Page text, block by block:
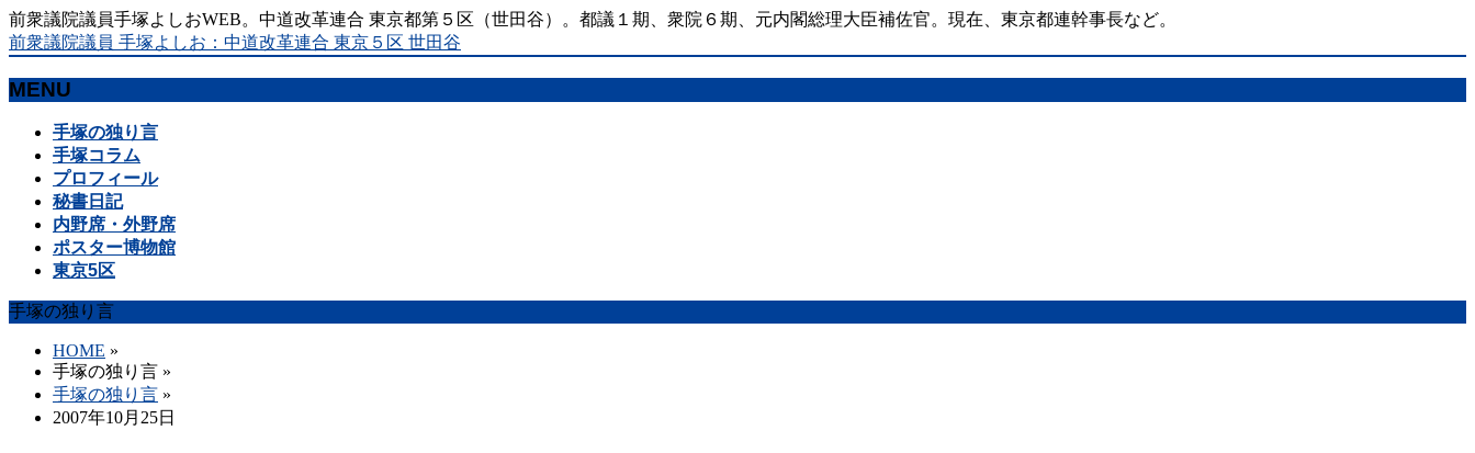
前衆議院議員手塚よしおWEB。中道改革連合 東京都第５区（世田谷）。都議１期、衆院６期、元内閣総理大臣補佐官。現在、東京都連幹事長など。
前衆議院議員 手塚よしお：中道改革連合 東京５区 世田谷
MENU
手塚の独り言
手塚コラム
プロフィール
秘書日記
内野席・外野席
ポスター博物館
東京5区
手塚の独り言
HOME »
手塚の独り言 »
手塚の独り言 »
2007年10月25日